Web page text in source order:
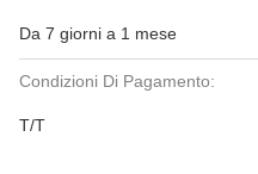
Da 7 giorni a 1 mese
Condizioni Di Pagamento:
T/T